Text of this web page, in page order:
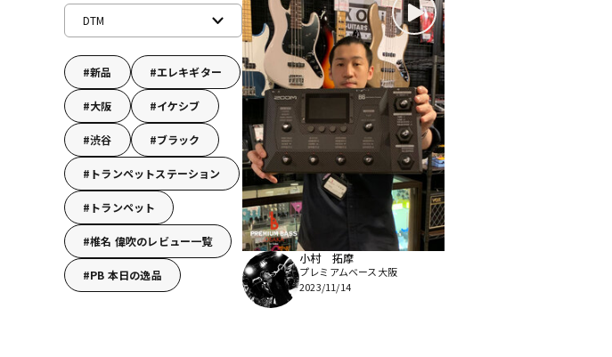
中古 ヴィンテージ
DTM
新品 エレキギター
大阪 イケシブ
渋谷 ブラック
トランペットステーション
トランペット
椎名 偉吹のレビュー一覧
PB 本日の逸品
小村 拓摩
プレミアムベース大阪
2023/11/14